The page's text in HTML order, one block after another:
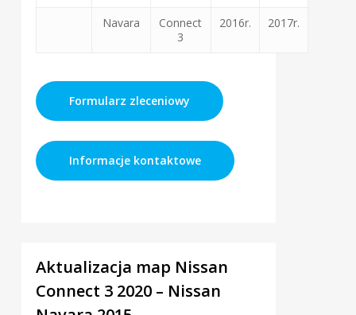
Navara
Connect
3
2016r. 2017r.
Formularz zleceniowy
Informacje kontaktowe
Aktualizacja map Nissan
Connect 3 2020 – Nissan